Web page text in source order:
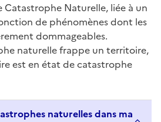
Catastrophe Naturelle, liée à un
de phénomènes dont les
dommageables.
naturelle frappe un territoire,
est en état de catastrophe
naturelles dans ma